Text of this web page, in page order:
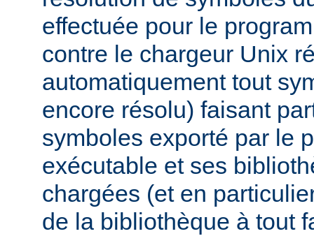
effectuée pour le
contre le chargeur Unix
automatiquement tout
encore résolu) faisant
symboles exporté par le
exécutable et ses
chargées (et en
de la bibliothèque à tout